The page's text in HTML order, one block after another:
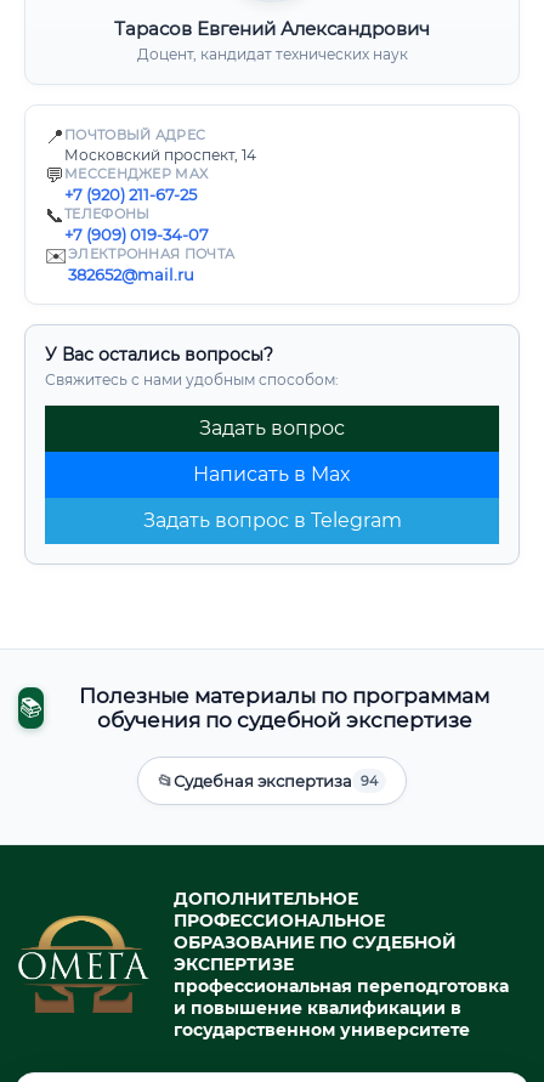
Тарасов Евгений Александрович
Доцент, кандидат технических наук
📍 ПОЧТОВЫЙ АДРЕС
Московский проспект, 14
💬 МЕССЕНДЖЕР MAX
+7 (920) 211-67-25
📞ТЕЛЕФОНЫ
+7 (909) 019-34-07
✉️ЭЛЕКТРОННАЯ ПОЧТА
382652@mail.ru
У Вас остались вопросы?
Свяжитесь с нами удобным способом:
Задать вопрос
Написать в Max
Задать вопрос в Telegram
📚
Полезные материалы по программам
обучения по судебной экспертизе
📂Судебная экспертиза 94
ДОПОЛНИТЕЛЬНОЕ
ПРОФЕССИОНАЛЬНОЕ
ОБРАЗОВАНИЕ ПО СУДЕБНОЙ
ЭКСПЕРТИЗЕ
профессиональная переподготовка
и повышение квалификации в
государственном университете